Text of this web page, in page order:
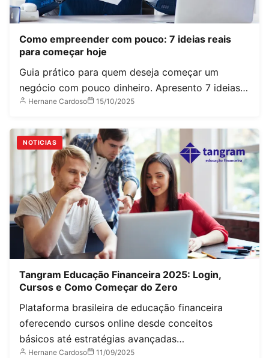
Como empreender com pouco: 7 ideias reais
para começar hoje
Guia prático para quem deseja começar um
negócio com pouco dinheiro. Apresento 7 ideias…
Hernane Cardoso 15/10/2025
NOTICIAS
Tangram Educação Financeira 2025: Login,
Cursos e Como Começar do Zero
Plataforma brasileira de educação financeira
oferecendo cursos online desde conceitos
básicos até estratégias avançadas…
Hernane Cardoso 11/09/2025